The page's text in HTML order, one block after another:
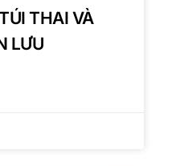
THAI VÀ
LƯU